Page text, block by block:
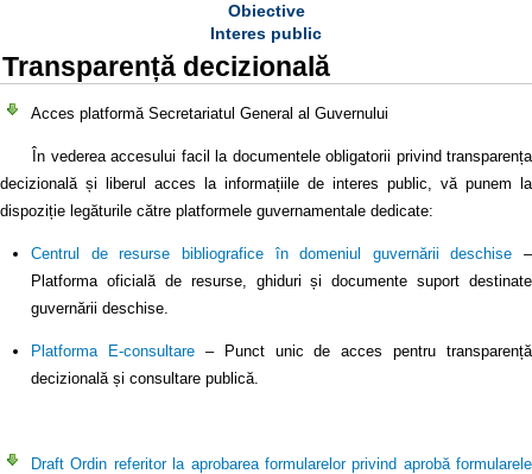
Obiective
Interes public
Transparență decizională
Acces platformă Secretariatul General al Guvernului
În vederea accesului facil la documentele obligatorii privind transparența
decizională și liberul acces la informațiile de interes public, vă punem la
dispoziție legăturile către platformele guvernamentale dedicate:
Centrul de resurse bibliografice în domeniul guvernării deschise –
Platforma oficială de resurse, ghiduri și documente suport destinate
guvernării deschise.
Platforma E-consultare– Punct unic de acces pentru transparență
decizională și consultare publică.
Draft Ordin referitor la aprobarea formularelor privind aprobă formularele